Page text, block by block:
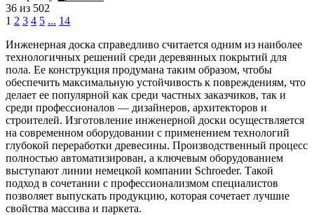
36 из 502
1 2 3 4 5 ... 14
Инженерная доска справедливо считается одним из наиболее
технологичных решений среди деревянных покрытий для
пола. Ее конструкция продумана таким образом, чтобы
обеспечить максимальную устойчивость к повреждениям, что
делает ее популярной как среди частных заказчиков, так и
среди профессионалов — дизайнеров, архитекторов и
строителей. Изготовление инженерной доски осуществляется
на современном оборудовании с применением технологий
глубокой переработки древесины. Производственный процесс
полностью автоматизирован, а ключевым оборудованием
выступают линии немецкой компании Schroeder. Такой
подход в сочетании с профессионализмом специалистов
позволяет выпускать продукцию, которая сочетает лучшие
свойства массива и паркета.